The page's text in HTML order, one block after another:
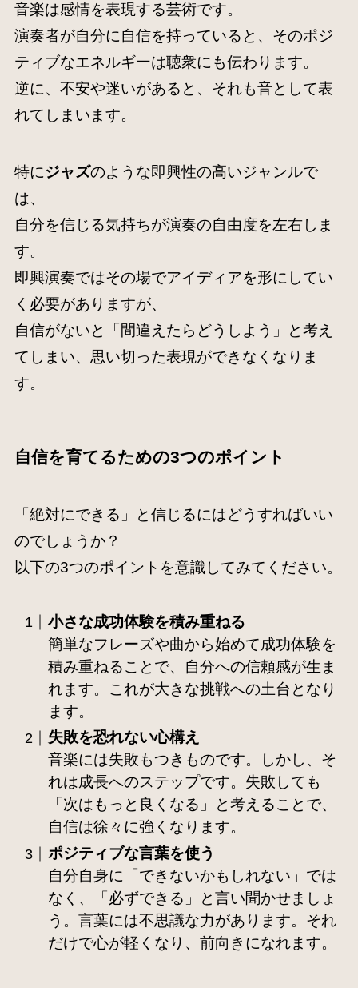
音楽は感情を表現する芸術です。
演奏者が自分に自信を持っていると、そのポジ
ティブなエネルギーは聴衆にも伝わります。
逆に、不安や迷いがあると、それも音として表
れてしまいます。
特にジャズのような即興性の高いジャンルで
は、
自分を信じる気持ちが演奏の自由度を左右しま
す。
即興演奏ではその場でアイディアを形にしてい
く必要がありますが、
自信がないと「間違えたらどうしよう」と考え
てしまい、思い切った表現ができなくなりま
す。
自信を育てるための3つのポイント
「絶対にできる」と信じるにはどうすればいい
のでしょうか？
以下の3つのポイントを意識してみてください。
小さな成功体験を積み重ねる
簡単なフレーズや曲から始めて成功体験を
積み重ねることで、自分への信頼感が生ま
れます。これが大きな挑戦への土台となり
ます。
失敗を恐れない心構え
音楽には失敗もつきものです。しかし、そ
れは成長へのステップです。失敗しても
「次はもっと良くなる」と考えることで、
自信は徐々に強くなります。
ポジティブな言葉を使う
自分自身に「できないかもしれない」では
なく、「必ずできる」と言い聞かせましょ
う。言葉には不思議な力があります。それ
だけで心が軽くなり、前向きになれます。